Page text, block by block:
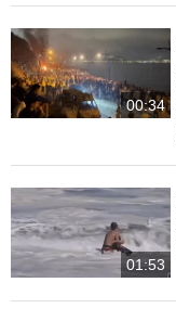
00:34
01:53